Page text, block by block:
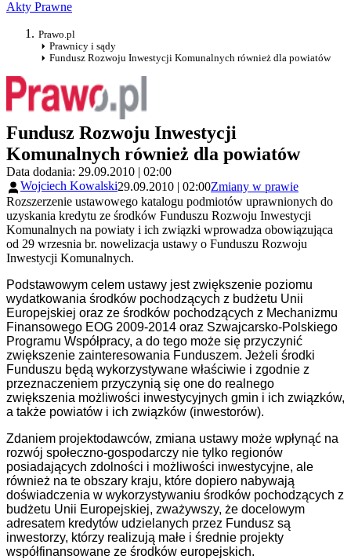
Akty Prawne
Prawo.pl
Prawnicy i sądy
Fundusz Rozwoju Inwestycji Komunalnych również dla powiatów
Fundusz Rozwoju Inwestycji
Komunalnych również dla powiatów
Data dodania: 29.09.2010 | 02:00
Wojciech Kowalski29.09.2010 | 02:00Zmiany w prawie
Rozszerzenie ustawowego katalogu podmiotów uprawnionych do
uzyskania kredytu ze środków Funduszu Rozwoju Inwestycji
Komunalnych na powiaty i ich związki wprowadza obowiązująca
od 29 wrzesnia br. nowelizacja ustawy o Funduszu Rozwoju
Inwestycji Komunalnych.
Podstawowym celem ustawy jest zwiększenie poziomu
wydatkowania środków pochodzących z budżetu Unii
Europejskiej oraz ze środków pochodzących z Mechanizmu
Finansowego EOG 2009-2014 oraz Szwajcarsko-Polskiego
Programu Współpracy, a do tego może się przyczynić
zwiększenie zainteresowania Funduszem. Jeżeli środki
Funduszu będą wykorzystywane właściwie i zgodnie z
przeznaczeniem przyczynią się one do realnego
zwiększenia możliwości inwestycyjnych gmin i ich związków,
a także powiatów i ich związków (inwestorów).
Zdaniem projektodawców, zmiana ustawy może wpłynąć na
rozwój społeczno-gospodarczy nie tylko regionów
posiadających zdolności i możliwości inwestycyjne, ale
również na te obszary kraju, które dopiero nabywają
doświadczenia w wykorzystywaniu środków pochodzących z
budżetu Unii Europejskiej, zważywszy, że docelowym
adresatem kredytów udzielanych przez Fundusz są
inwestorzy, którzy realizują małe i średnie projekty
współfinansowane ze środków europejskich.